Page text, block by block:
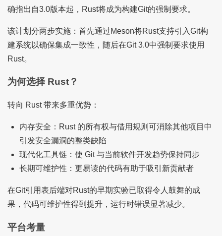
确指出自3.0版本起，Rust将成为构建Git的强制要求。
该计划分两步实施：首先通过Meson将Rust支持引入Git构
建系统以确保集成一致性，随后在Git 3.0中强制要求使用
Rust。
为何选择 Rust？
转向 Rust 带来多重优势：
内存安全：Rust 的所有权与借用规则可消除其他项目中
引发安全漏洞的整类缺陷
现代化工具链：使 Git 与当前软件开发趋势保持同步
长期可维护性：更易读的代码有助于吸引新贡献者
在Git引用表后端对Rust的早期实验已取得令人鼓舞的成
果，代码可维护性得到提升，运行时错误显著减少。
平台考量